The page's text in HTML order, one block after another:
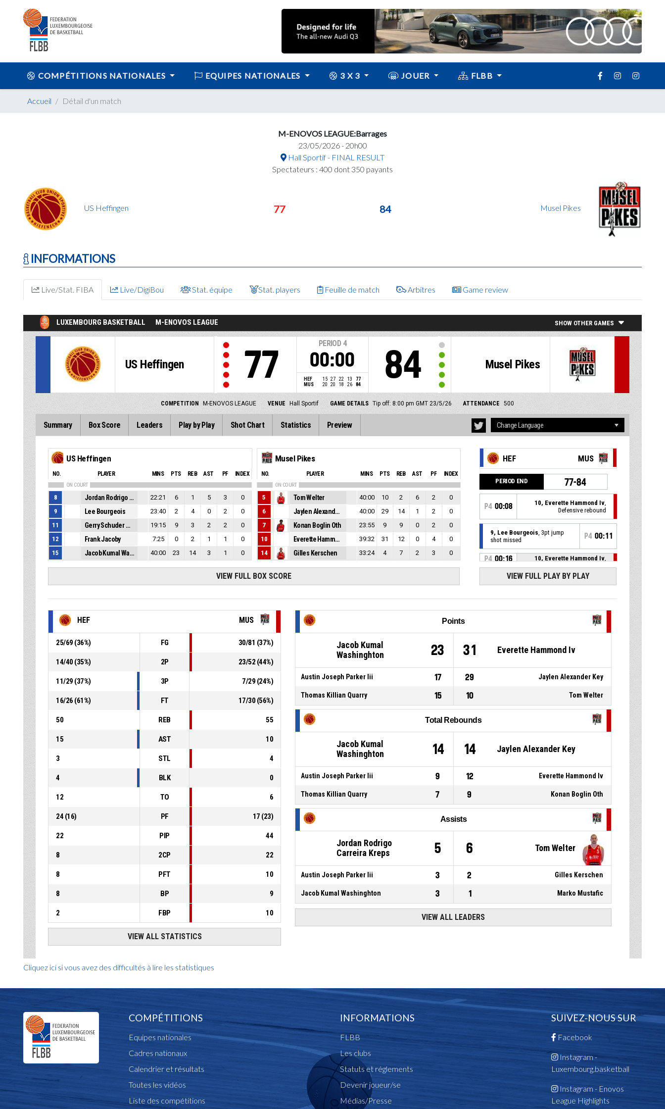
COMPÉTITIONS NATIONALES EQUIPES NATIONALES 3 X 3 JOUER FLBB
Accueil Détail d'un match
M-ENOVOS LEAGUE:Barrages
23/05/2026 - 20h00
Hall Sportif - FINAL RESULT
Spectateurs : 400 dont 350 payants
US Heffingen 77 84 Musel Pikes
INFORMATIONS
Live/Stat. FIBA Live/DigiBou Stat. équipe Stat. players Feuille de match Arbitres Game review
Cliquez ici si vous avez des difficultés à lire les statistiques
COMPÉTITIONS
Equipes nationales
Cadres nationaux
Calendrier et résultats
Toutes les vidéos
Liste des compétitions
INFORMATIONS
FLBB
Les clubs
Statuts et réglements
Devenir joueur/se
Médias/Presse
SUIVEZ-NOUS SUR
Facebook
Instagram -
Luxembourg.basketball
Instagram - Enovos
League Highlights